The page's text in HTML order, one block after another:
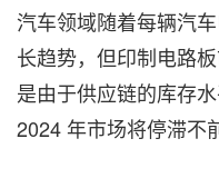
汽车领域随着每辆汽
长趋势，但印制电路
是由于供应链的库存
2024 年市场将停滞不